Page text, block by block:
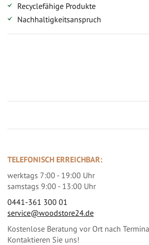
Recyclefähige Produkte
Nachhaltigkeitsanspruch
TELEFONISCH ERREICHBAR:
werktags 7:00 - 19:00 Uhr
samstags 9:00 - 13:00 Uhr
0441-361 300 01
service@woodstore24.de
Kostenlose Beratung vor Ort nach
Kontaktieren Sie uns!